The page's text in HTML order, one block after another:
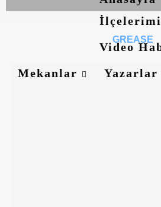
Video
Mekanlar
Yazarlar
GREASE